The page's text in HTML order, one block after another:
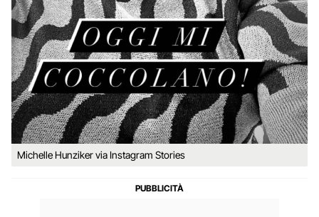
Michelle Hunziker via Instagram Stories